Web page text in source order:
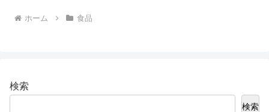
ホーム 食品
検索
検索